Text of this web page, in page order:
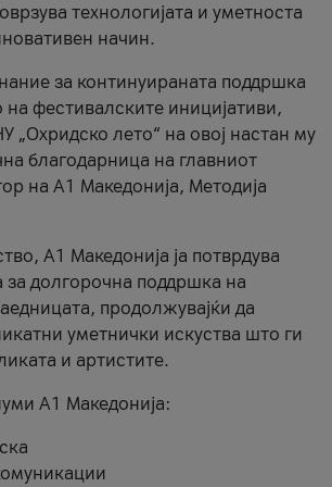
технологијата и уметноста
начин.
за континуираната поддршка
на фестивалските иницијативи,
„Охридско лето“ на овој настан му
благодарница на главниот
на A1 Македонија, Методија
A1 Македонија ја потврдува
за долгорочна поддршка на
продолжувајќи да
уметнички искуства што ги
и артистите.
А1 Македонија: